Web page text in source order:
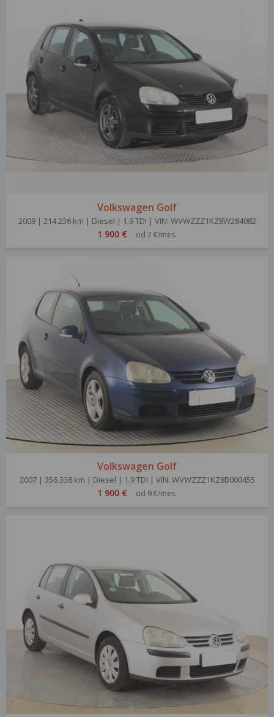
Volkswagen Golf
2009 | 214 236 km | Diesel | 1.9 TDI | VIN: WVWZZZ1KZ8W284082
1 900 € od 7 €/mes.
Volkswagen Golf
2007 | 356 338 km | Diesel | 1.9 TDI | VIN: WVWZZZ1KZ8B000455
1 900 € od 9 €/mes.